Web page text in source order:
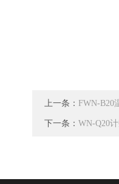
上一条： FWN-B20
下一条： WN-Q20